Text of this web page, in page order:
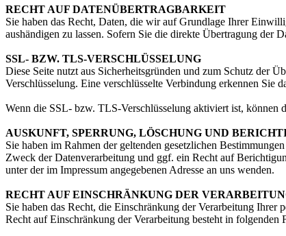
RECHT AUF DATENÜBERTRAGBARKEIT
Sie haben das Recht, Daten, die wir auf Grundlage Ihrer
aushändigen zu lassen. Sofern Sie die direkte Übertragung der
SSL- BZW. TLS-VERSCHLÜSSELUNG
Diese Seite nutzt aus Sicherheitsgründen und zum Schutz der
Verschlüsselung. Eine verschlüsselte Verbindung erkennen Sie
Wenn die SSL- bzw. TLS-Verschlüsselung aktiviert ist, können
AUSKUNFT, SPERRUNG, LÖSCHUNG UND
Sie haben im Rahmen der geltenden gesetzlichen
Zweck der Datenverarbeitung und ggf. ein Recht auf
unter der im Impressum angegebenen Adresse an uns wenden.
RECHT AUF EINSCHRÄNKUNG DER
Sie haben das Recht, die Einschränkung der Verarbeitung Ihrer
Recht auf Einschränkung der Verarbeitung besteht in folgenden